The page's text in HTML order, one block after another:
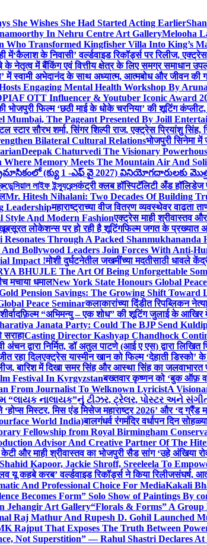
She Wishes She Had Started Acting Earlier
In Nehru Centre Art GalleryMelooha
Who Transformed Kingfisher Villa Into King’s
में‘कैलाश के निवासी’ वर्ल्डवाइड रिकॉर्ड्स पर रिलीज,
के नेतृत्व में बैंकिंग एवं वित्तीय क्षेत्र के लिए समग्र समाधान
में स्वामी अभेदानंद के साथ अध्यात्म, आत्मबोध और जीवन की
Engaging Mental Health Workshop By
OTT Influencer & Youtuber Iconic Award
भोजपुरी फिल्म ‘छठी माई के धोके चरनिया’ की शूटिंग
Mumbai, The Pageant Presented By Joill
स्टार सौरभ शर्मा, सिंगर शिल्पी राज, एक्ट्रेस प्रियांशु सिंह,
Bilateral Cultural Relationsभोजपुरी सिनेमा में
Deepak Chaturvedi The Visionary
Where Memory Meets The Mountain Air And
(క్యు 1 -ఎఫ్ వై 2027) వినియోగదారులకు
লাইফ ইন্স্যুরেন্সकंट्री क्लब हॉस्पिटॅलिटी अँड हॉलिडेज
Mr. Hitesh Nihalani: Two Decades Of Building
Leadershipमहाराष्ट्राच्या वीज वितरण व्यवस्थेवर वाढता
Style And Modern Fashionएक्ट्रेस माही श्रीवास्तव
लोकेशन्स पर हो रही है शूटिंगफिल्म जगत के प्रख्यात
Resonates Through A Packed Shanmukhananda
Bollywood Leaders Join Forces With Anti-
Impact !मोशी दुर्घटनेतील जखमींच्या मदतीसाठी धावले
BHUJLE The Art Of Being Unforgettable
मचाया धमालNew York State Honours Global
Pension Savings: The Growing Shift Toward
Peace Seminarकलाकारांच्या दिंडीत रिपब्लिकन
फ़िल्म “अभिमन्यु – एक शोध” की शूटिंग जुलाई के आखिर
Janata Party: Could The BJP Send
सराहाCasting Director Kashyap Chandhock
अंचन द्वारा निर्मित, डॉ अतुल पाटणे (आई ए एस) द्वारा
रहा दिलएक्ट्रेस यास्मीन खान को फिल्म ‘देहाती डिस्को’
बारिश में दिखा समर सिंह और आस्था सिंह का जलवाभारत
Festival In Kyrgyzstanबख्तवार कृष्णन को ‘बुक ऑफ़
From Journalist To Welknown LyricistA
“લાયક નાલાયક”નું ટીઝર, ટ્રેલર, પોસ્ટર અને
मिस्टर, मिस एंड मिसेज महाराष्ट्र 2026’ और ‘द ग्रैंड
World India)बालगंधर्व रंगमंदिर वर्धापन दिन
Fellowship from Royal Birmingham
Advisor And Creative Partner Of The
और माही श्रीवास्तव का भोजपुरी सैड सांग ‘उहे अंखिया
Kapoor, Jackie Shroff, Sreeleela To
यू कहबे करब’ वर्ल्डवाइड रिकॉर्ड्स ने किया रिलीजसंघर्ष,
And Professional Choice For MediaKakali
Becomes Form” Solo Show of Paintings
Jehangir Art Gallery“Florals & Forms” A Group
Raj Mathur And Rupesh D. Gohil Launched
Rajput That Exposes The Truth Between
Not Superstition” — Rahul Shastri Declares At